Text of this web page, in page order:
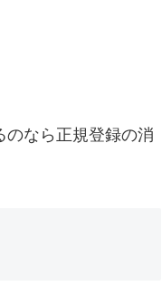
のなら正規登録の消